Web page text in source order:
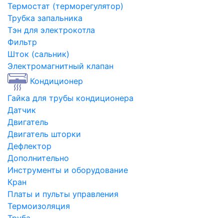
Термостат (терморегулятор)
Трубка запальника
Тэн для электрокотла
Фильтр
Шток (сальник)
Электромагнитный клапан
Кондиционер
Гайка для трубы кондиционера
Датчик
Двигатель
Двигатель шторки
Дефлектор
Дополнительно
Инструменты и оборудование
Кран
Платы и пульты управления
Термоизоляция